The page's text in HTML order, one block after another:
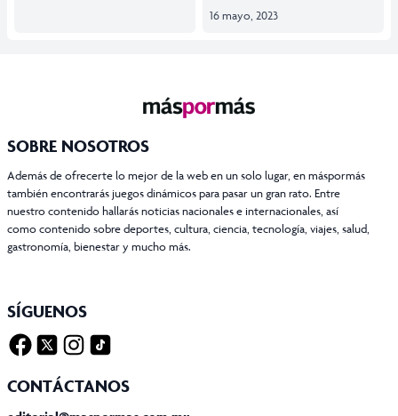
16 mayo, 2023
SOBRE NOSOTROS
Además de ofrecerte lo mejor de la web en un solo lugar, en máspormás
también encontrarás juegos dinámicos para pasar un gran rato. Entre
nuestro contenido hallarás noticias nacionales e internacionales, así
como contenido sobre deportes, cultura, ciencia, tecnología, viajes, salud,
gastronomía, bienestar y mucho más.
SÍGUENOS
CONTÁCTANOS